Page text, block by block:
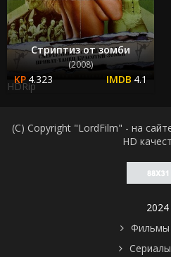
Стриптиз от зомби
(2008)
4.323 4.1
HDRip
(C) Copyright "LordFilm" - на
HD
2024
Фильмы